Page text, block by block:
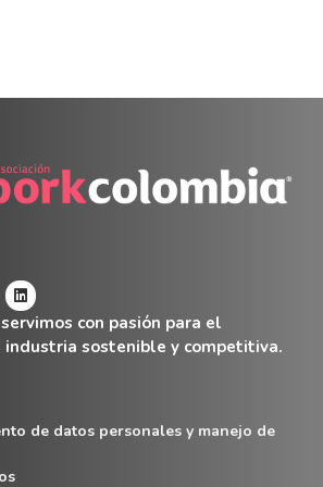
con pasión para el
sostenible y competitiva.
de datos personales y manejo de